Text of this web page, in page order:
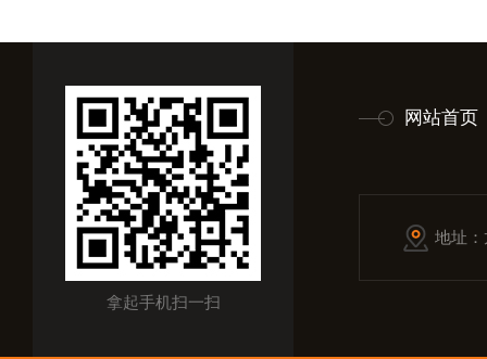
拿起手机扫一扫
网站首页
地址